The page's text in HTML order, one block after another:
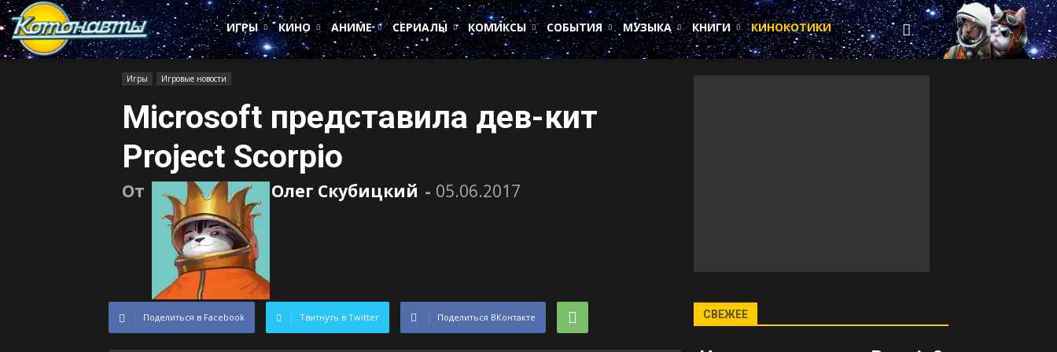
Котонавты
ИГРЫ
КИНО АНИМЕ СЕРИАЛЫ КОМИКСЫ СОБЫТИЯ МУЗЫКА КНИГИ КИНОКОТИКИ
Игры Игровые новости
Microsoft представила дев-кит
Project Scorpio
От Олег Скубицкий - 05.06.2017
Поделиться в Facebook Твитнуть в Twitter Поделиться ВКонтакте СВЕЖЕЕ